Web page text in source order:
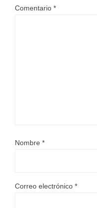
Comentario *
Nombre *
Correo electrónico *